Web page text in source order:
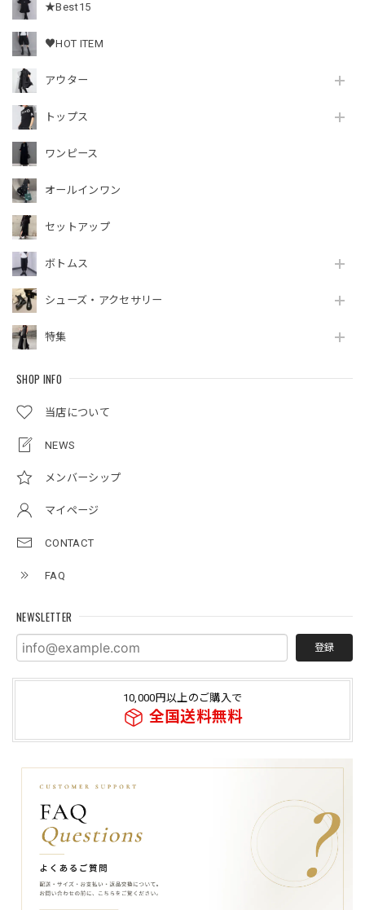
★Best15
♥HOT ITEM
アウター
トップス
ワンピース
オールインワン
セットアップ
ボトムス
シューズ・アクセサリー
特集
SHOP INFO
当店について
NEWS
メンバーシップ
マイページ
CONTACT
FAQ
NEWSLETTER
登録
10,000円以上のご購入で
全国送料無料